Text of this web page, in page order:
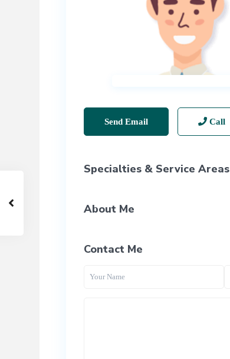
Send Email Call
Specialties & Service Areas
About Me
Contact Me